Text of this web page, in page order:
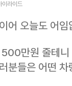
이라이드
어 오늘도 어
만원 줄테니
분들은 어떤